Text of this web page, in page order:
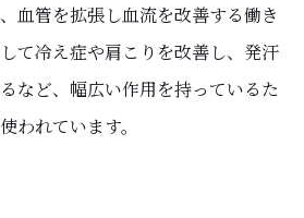
血管を拡張し血流を改善する働き
て冷え症や肩こりを改善し、発汗
など、幅広い作用を持っているた
われています。